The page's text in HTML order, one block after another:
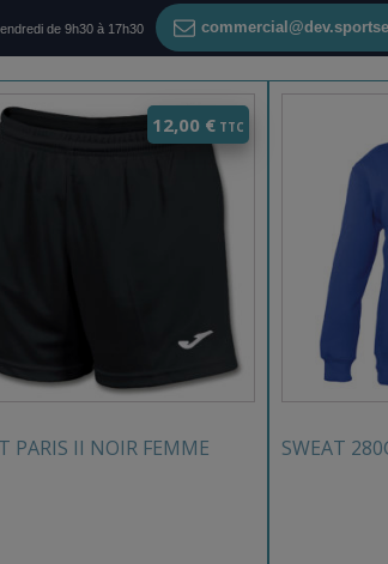
de 9h30 à 17h30
PARIS II NOIR FEMME
12,00 €
SWEAT